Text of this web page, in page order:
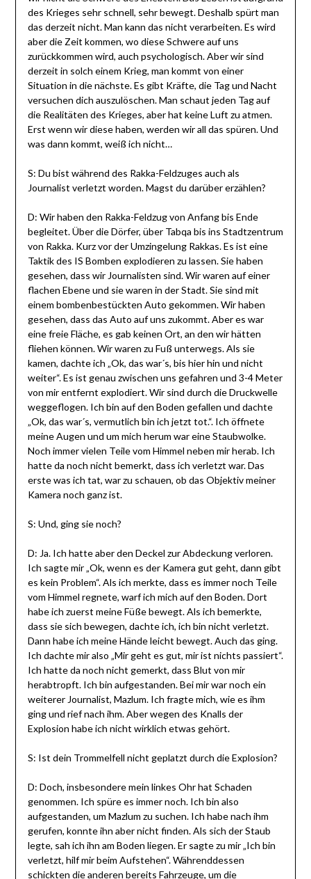
des Krieges sehr schnell, sehr bewegt. Deshalb spürt man
das derzeit nicht. Man kann das nicht verarbeiten. Es wird
aber die Zeit kommen, wo diese Schwere auf uns
zurückkommen wird, auch psychologisch. Aber wir sind
derzeit in solch einem Krieg, man kommt von einer
Situation in die nächste. Es gibt Kräfte, die Tag und Nacht
versuchen dich auszulöschen. Man schaut jeden Tag auf
die Realitäten des Krieges, aber hat keine Luft zu atmen.
Erst wenn wir diese haben, werden wir all das spüren. Und
was dann kommt, weiß ich nicht…
S: Du bist während des Rakka-Feldzuges auch als
Journalist verletzt worden. Magst du darüber erzählen?
D: Wir haben den Rakka-Feldzug von Anfang bis Ende
begleitet. Über die Dörfer, über Tabqa bis ins Stadtzentrum
von Rakka. Kurz vor der Umzingelung Rakkas. Es ist eine
Taktik des IS Bomben explodieren zu lassen. Sie haben
gesehen, dass wir Journalisten sind. Wir waren auf einer
flachen Ebene und sie waren in der Stadt. Sie sind mit
einem bombenbestückten Auto gekommen. Wir haben
gesehen, dass das Auto auf uns zukommt. Aber es war
eine freie Fläche, es gab keinen Ort, an den wir hätten
fliehen können. Wir waren zu Fuß unterwegs. Als sie
kamen, dachte ich „Ok, das war´s, bis hier hin und nicht
weiter“. Es ist genau zwischen uns gefahren und 3-4 Meter
von mir entfernt explodiert. Wir sind durch die Druckwelle
weggeflogen. Ich bin auf den Boden gefallen und dachte
„Ok, das war´s, vermutlich bin ich jetzt tot.“. Ich öffnete
meine Augen und um mich herum war eine Staubwolke.
Noch immer vielen Teile vom Himmel neben mir herab. Ich
hatte da noch nicht bemerkt, dass ich verletzt war. Das
erste was ich tat, war zu schauen, ob das Objektiv meiner
Kamera noch ganz ist.
S: Und, ging sie noch?
D: Ja. Ich hatte aber den Deckel zur Abdeckung verloren.
Ich sagte mir „Ok, wenn es der Kamera gut geht, dann gibt
es kein Problem“. Als ich merkte, dass es immer noch Teile
vom Himmel regnete, warf ich mich auf den Boden. Dort
habe ich zuerst meine Füße bewegt. Als ich bemerkte,
dass sie sich bewegen, dachte ich, ich bin nicht verletzt.
Dann habe ich meine Hände leicht bewegt. Auch das ging.
Ich dachte mir also „Mir geht es gut, mir ist nichts passiert“.
Ich hatte da noch nicht gemerkt, dass Blut von mir
herabtropft. Ich bin aufgestanden. Bei mir war noch ein
weiterer Journalist, Mazlum. Ich fragte mich, wie es ihm
ging und rief nach ihm. Aber wegen des Knalls der
Explosion habe ich nicht wirklich etwas gehört.
S: Ist dein Trommelfell nicht geplatzt durch die Explosion?
D: Doch, insbesondere mein linkes Ohr hat Schaden
genommen. Ich spüre es immer noch. Ich bin also
aufgestanden, um Mazlum zu suchen. Ich habe nach ihm
gerufen, konnte ihn aber nicht finden. Als sich der Staub
legte, sah ich ihn am Boden liegen. Er sagte zu mir „Ich bin
verletzt, hilf mir beim Aufstehen“. Währenddessen
schickten die anderen bereits Fahrzeuge, um die